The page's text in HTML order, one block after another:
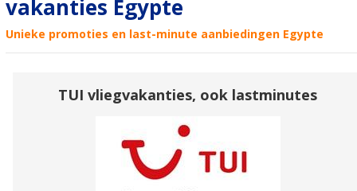
vakanties Egypte
Unieke promoties en last-minute aanbiedingen Egypte
TUI vliegvakanties, ook lastminutes